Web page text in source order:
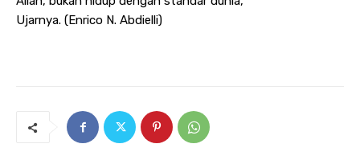
Ujarnya. (Enrico N. Abdielli)